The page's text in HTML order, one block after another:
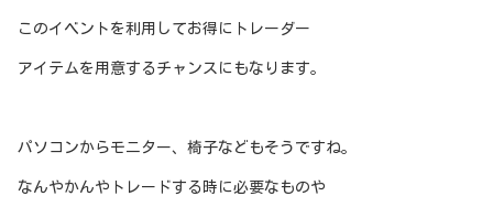
このイベントを利用してお得にトレーダー
アイテムを用意するチャンスにもなります。
パソコンからモニター、椅子などもそうですね。
なんやかんやトレードする時に必要なものや